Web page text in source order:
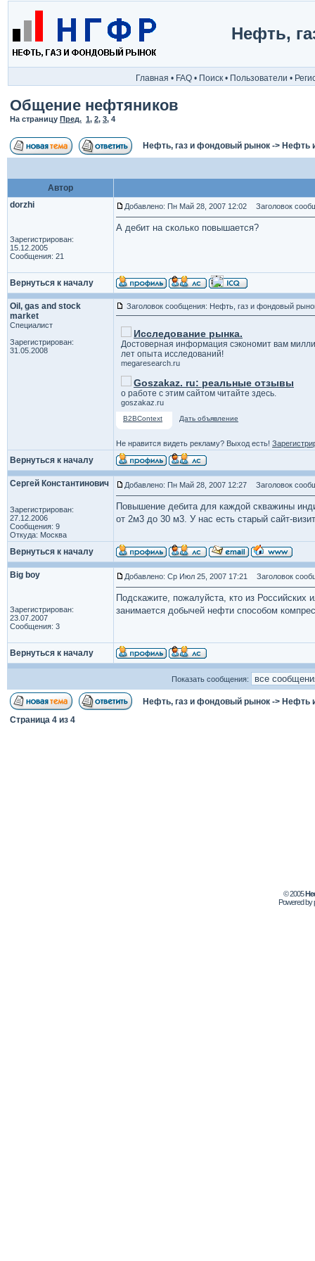
Нефть,
Главная • FAQ • Поиск • Пользователи •
Общение нефтяников
На страницу Пред. 1, 2, 3, 4
Нефть, газ и фондовый рынок -> Нефть
Автор
dorzhi
Зарегистрирован:
15.12.2005
Сообщения: 21
Добавлено: Пн Май 28, 2007 12:02 Заголовок
А дебит на сколько повышается?
Вернуться к началу
Oil, gas and stock
market
Специалист
Зарегистрирован:
31.05.2008
Заголовок сообщения: Нефть, газ и фондовый
Исследование рынка.
Достоверная информация сэкономит вам
лет опыта исследований!
megaresearch.ru
Goszakaz. ru: реальные отзывы
о работе с этим сайтом читайте здесь.
goszakaz.ru
B2BContext Дать объявление
Не нравится видеть рекламу? Выход есть!
Вернуться к началу
Сергей Константинович
Зарегистрирован:
27.12.2006
Сообщения: 9
Откуда: Москва
Добавлено: Пн Май 28, 2007 12:27 Заголовок
Повышение дебита для каждой скважины
от 2м3 до 30 м3. У нас есть старый сайт-
Вернуться к началу
Big boy
Зарегистрирован:
23.07.2007
Сообщения: 3
Добавлено: Ср Июл 25, 2007 17:21 Заголовок
Подскажите, пожалуйста, кто из Российских
занимается добычей нефти способом
Вернуться к началу
Показать сообщения:
Нефть, газ и фондовый рынок -> Нефть
Страница 4 из 4
© 2005
Powered by